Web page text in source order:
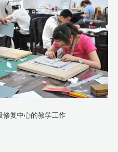
修复中心的教学工作